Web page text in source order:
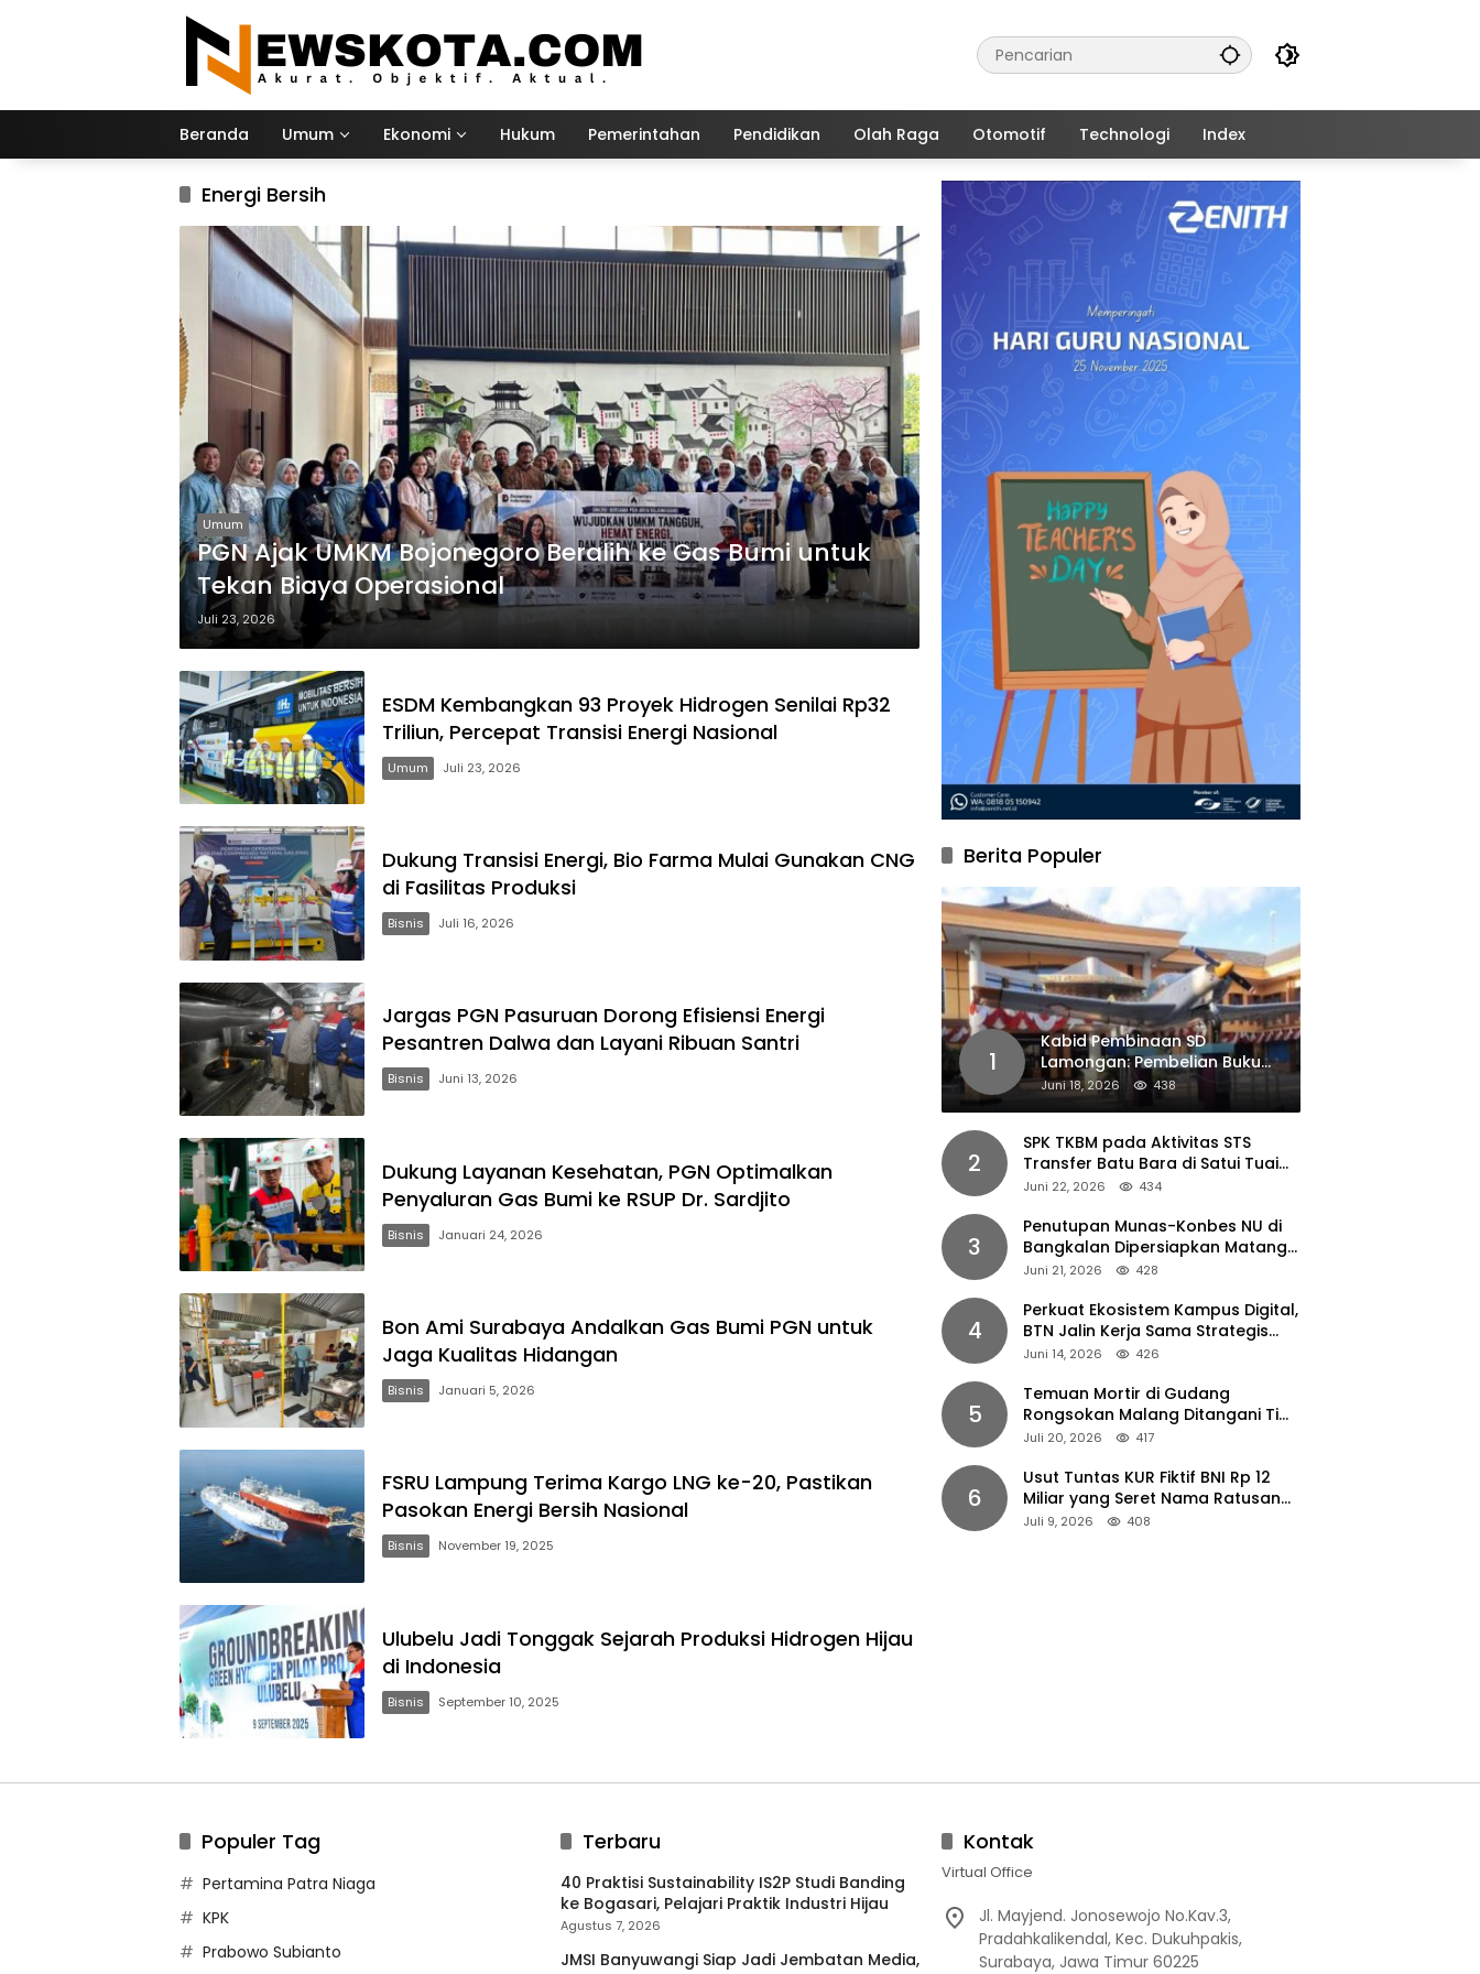
Beranda Umum Ekonomi Hukum Pemerintahan Pendidikan Olah Raga Otomotif Technologi Index
Energi Bersih
Umum
PGN Ajak UMKM Bojonegoro Beralih ke Gas Bumi untuk
Tekan Biaya Operasional
Juli 23, 2026
ESDM Kembangkan 93 Proyek Hidrogen Senilai Rp32
Triliun, Percepat Transisi Energi Nasional
Umum Juli 23, 2026
Dukung Transisi Energi, Bio Farma Mulai Gunakan CNG
di Fasilitas Produksi
Bisnis Juli 16, 2026
Jargas PGN Pasuruan Dorong Efisiensi Energi
Pesantren Dalwa dan Layani Ribuan Santri
Bisnis Juni 13, 2026
Dukung Layanan Kesehatan, PGN Optimalkan
Penyaluran Gas Bumi ke RSUP Dr. Sardjito
Bisnis Januari 24, 2026
Bon Ami Surabaya Andalkan Gas Bumi PGN untuk
Jaga Kualitas Hidangan
Bisnis Januari 5, 2026
FSRU Lampung Terima Kargo LNG ke-20, Pastikan
Pasokan Energi Bersih Nasional
Bisnis November 19, 2025
Ulubelu Jadi Tonggak Sejarah Produksi Hidrogen Hijau
di Indonesia
Bisnis September 10, 2025
Berita Populer
1
Kabid Pembinaan SD
Lamongan: Pembelian Buku
Pendamping Tidak Boleh
Dipaksakan
Juni 18, 2026 438
2
SPK TKBM pada Aktivitas STS
Transfer Batu Bara di Satui Tuai
Sorotan
Juni 22, 2026 434
3
Penutupan Munas-Konbes NU di
Bangkalan Dipersiapkan Matang,
Gus Ipul Turun Tangan
Juni 21, 2026 428
4
Perkuat Ekosistem Kampus Digital,
BTN Jalin Kerja Sama Strategis
dengan UNAIR
Juni 14, 2026 426
5
Temuan Mortir di Gudang
Rongsokan Malang Ditangani Tim
Gegana Polda Jatim
Juli 20, 2026 417
6
Usut Tuntas KUR Fiktif BNI Rp 12
Miliar yang Seret Nama Ratusan
Petani Jember
Juli 9, 2026 408
Populer Tag
Pertamina Patra Niaga
KPK
Prabowo Subianto
Terbaru
40 Praktisi Sustainability IS2P Studi Banding
ke Bogasari, Pelajari Praktik Industri Hijau
Agustus 7, 2026
JMSI Banyuwangi Siap Jadi Jembatan Media,
Kontak
Virtual Office
Jl. Mayjend. Jonosewojo No.Kav.3,
Pradahkalikendal, Kec. Dukuhpakis,
Surabaya, Jawa Timur 60225